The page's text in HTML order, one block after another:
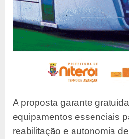
A proposta garante
equipamentos essenciais
reabilitação e autonomia